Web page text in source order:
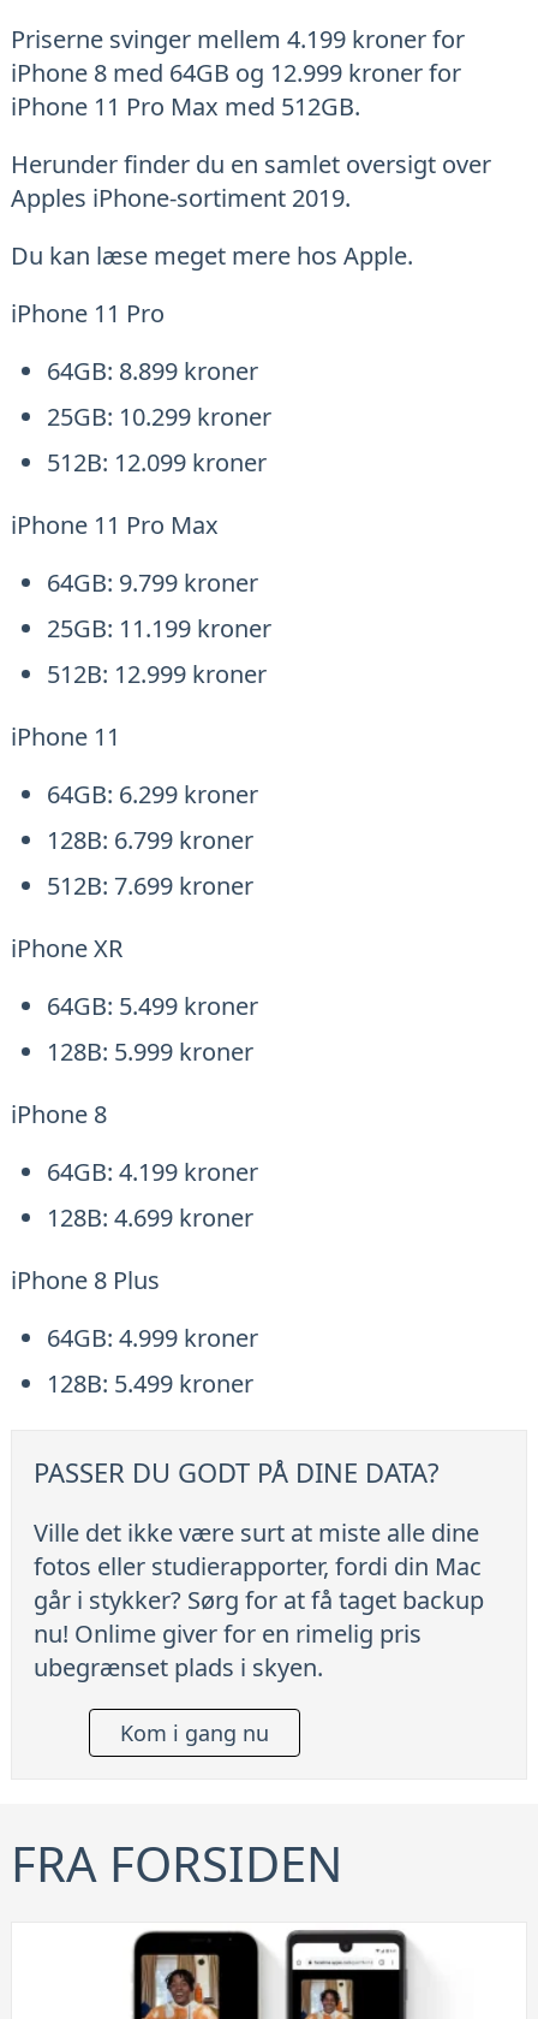
Priserne svinger mellem 4.199 kroner for
iPhone 8 med 64GB og 12.999 kroner for
iPhone 11 Pro Max med 512GB.
Herunder finder du en samlet oversigt over
Apples iPhone-sortiment 2019.
Du kan læse meget mere hos Apple.
iPhone 11 Pro
64GB: 8.899 kroner
25GB: 10.299 kroner
512B: 12.099 kroner
iPhone 11 Pro Max
64GB: 9.799 kroner
25GB: 11.199 kroner
512B: 12.999 kroner
iPhone 11
64GB: 6.299 kroner
128B: 6.799 kroner
512B: 7.699 kroner
iPhone XR
64GB: 5.499 kroner
128B: 5.999 kroner
iPhone 8
64GB: 4.199 kroner
128B: 4.699 kroner
iPhone 8 Plus
64GB: 4.999 kroner
128B: 5.499 kroner
PASSER DU GODT PÅ DINE DATA?
Ville det ikke være surt at miste alle dine
fotos eller studierapporter, fordi din Mac
går i stykker? Sørg for at få taget backup
nu! Onlime giver for en rimelig pris
ubegrænset plads i skyen.
Kom i gang nu
FRA FORSIDEN